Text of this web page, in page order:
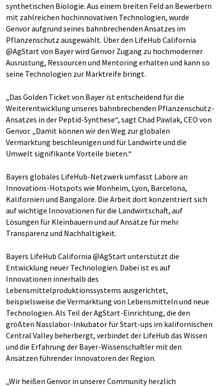
synthetischen Biologie. Aus einem breiten Feld an Bewerbern
mit zahlreichen hochinnovativen Technologien, wurde
Genvor aufgrund seines bahnbrechenden Ansatzes im
Pflanzenschutz ausgewählt. Über den LifeHub California
@AgStart von Bayer wird Genvor Zugang zu hochmoderner
Ausrüstung, Ressourcen und Mentoring erhalten und kann so
seine Technologien zur Marktreife bringt.
„Das Golden Ticket von Bayer ist entscheidend für die
Weiterentwicklung unseres bahnbrechenden Pflanzenschutz-
Ansatzes in der Peptid-Synthese“, sagt Chad Pawlak, CEO von
Genvor. „Damit können wir den Weg zur globalen
Vermarktung beschleunigen und für Landwirte und die
Umwelt signifikante Vorteile bieten.“
Bayers globales LifeHub-Netzwerk umfasst Labore an
Innovations-Hotspots wie Monheim, Lyon, Barcelona,
Kalifornien und Bangalore. Die Arbeit dort konzentriert sich
auf wichtige Innovationen für die Landwirtschaft, auf
Lösungen für Kleinbauern und auf Ansätze für mehr
Transparenz und Nachhaltigkeit.
Bayers LifeHub California @AgStart unterstützt die
Entwicklung neuer Technologien. Dabei ist es auf
Innovationen innerhalb des
Lebensmittelproduktionssystems ausgerichtet,
beispielsweise die Vermarktung von Lebensmitteln und neue
Technologien. Als Teil der AgStart-Einrichtung, die den
größten Nasslabor-Inkubator für Start-ups im kalifornischen
Central Valley beherbergt, verbindet der LifeHub das Wissen
und die Erfahrung der Bayer-Wissenschaftler mit den
Ansätzen führender Innovatoren der Region.
„Wir heißen Genvor in unserer Community herzlich